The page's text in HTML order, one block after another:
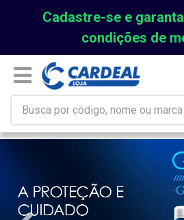
Cadastre-se e
condições de